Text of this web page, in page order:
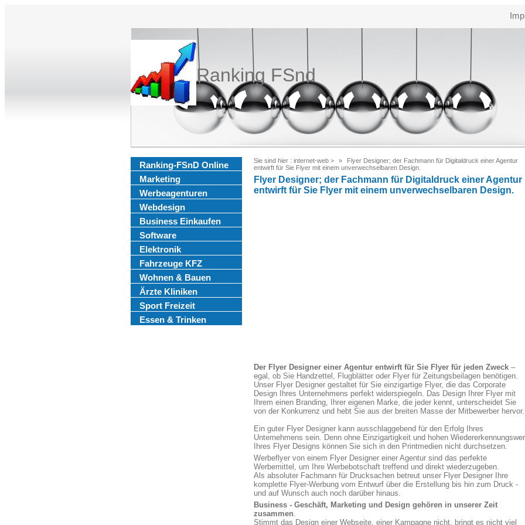
Ranking FSnd
Ranking-FSnD Online
Marketing
Werbeagenturen
Webdesign
Business Einkaufen
Software
Elektronik
Fahrzeuge KFZ
Wohnen & Bauen
Ärzte Kliniken
Sport Freizeit
Essen & Trinken
Sie sind hier : internet-web >
Flyer Designer; der Fachmann für Digitaldruck einer Agentur
entwirft für Sie Flyer mit einem unverwechselbaren Design.
Flyer Designer; der Fachmann für Digitaldruck einer Agentur
entwirft für Sie Flyer mit einem unverwechselbaren Design.
Der Flyer Designer einer Agentur entwirft für Sie Flyer für jeden Zweck –
egal, ob Sie Handzettel, Flugblätter oder Flyer für Zeitungsbeilagen benötigen.
Unser Flyer Designer gestaltet für Sie einzigartige Flyer, die das Corporate
Design Ihres Unternehmens perfekt widerspiegeln. Das Design Ihrer Flyer mit
Ihrem einen Branding, Ihrer eigenen Marke, die jeder kennt, unterscheidet Sie
von der Konkurrenz und hebt Sie aus der breiten Masse der Mitbewerber hervor.
Ein guter Flyer Designer kann ausschlaggebend für den Erfolg Ihres
Unternehmens sein. Denn ohne Einzigartigkeit und hohen
Ihres Flyer Designs können Sie sich in den Printmedien nicht durchsetzen.
Werbeflyer von einem Flyer Designer einer Agentur sind das perfekte
Werbemittel, um Ihre Werbebotschaft treffend und direkt wiederzugeben.
Als absoluter Fachmann für Drucksachen betreut unser Flyer Designer Ihre
komplette Flyer-Werbung vom Entwurf über die Erstellung bis hin zum Druck -
und auf Wunsch auch noch darüber hinaus.
Business - Geschäft, Marketing und Design gehören in unserer Zeit
zusammen.
Stimmt das Design einer Webseite, einer Kampagne nicht, bringt es nicht viel